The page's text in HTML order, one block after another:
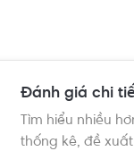
xanh mát thu hút
Gò Vấp
15 làng. Qua
Đánh giá chi
Tìm hiểu nhiều
thống kê, đề